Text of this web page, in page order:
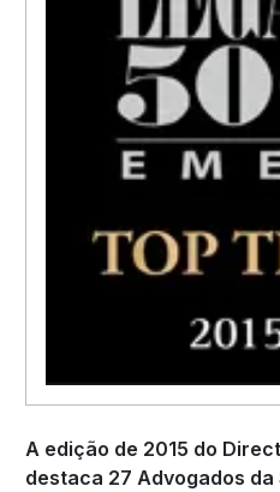
A edição de 2015 do
destaca 27 Advogados da